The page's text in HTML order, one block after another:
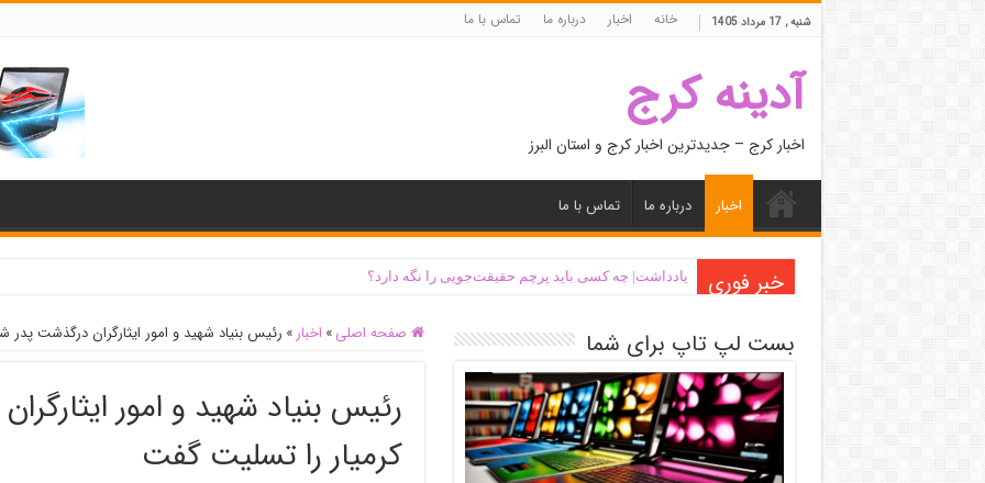
شنبه , 17 مرداد 1405 خانه اخبار درباره ما تماس با ما
آدینه کرج
اخبار کرج – جدیدترین اخبار کرج و استان البرز
اخبار درباره ما تماس با ما
خبر فوری یادداشت| ‌چه کسی باید پرچم حقیقت‌جویی را نگه دارد؟
صفحه اصلی » اخبار » رئیس بنیاد شهید و امور ایثارگران درگذشت
رئیس بنیاد شهید و امور
کرمیار را تسلیت گفت
بست لپ تاپ برای شما